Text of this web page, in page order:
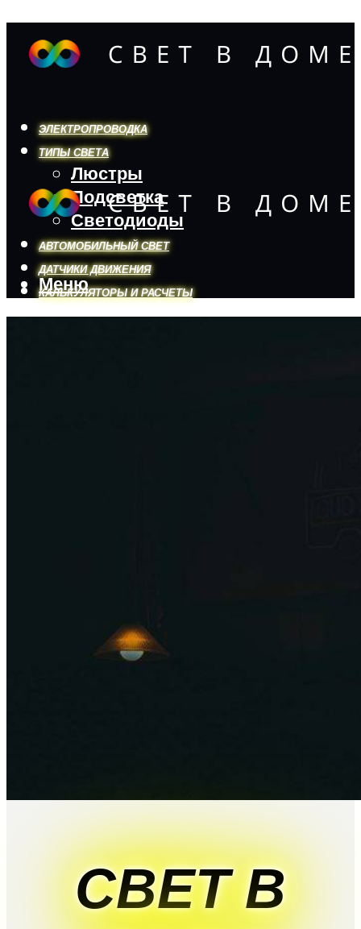
ЭЛЕКТРОПРОВОДКА
ТИПЫ СВЕТА
Люстры
Подсветка
Светодиоды
АВТОМОБИЛЬНЫЙ СВЕТ
ДАТЧИКИ ДВИЖЕНИЯ
КАЛЬКУЛЯТОРЫ И РАСЧЕТЫ
Меню
СВЕТ В